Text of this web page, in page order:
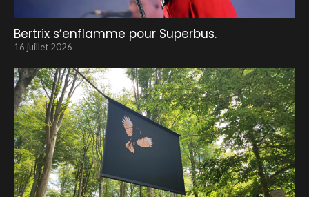
Bertrix s’enflamme pour Superbus.
16 juillet 2026